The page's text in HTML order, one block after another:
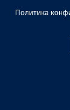
Политика